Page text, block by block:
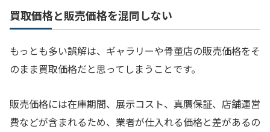
買取価格と販売価格を混同しない
もっとも多い誤解は、ギャラリーや骨董店の販売価格をそ
のまま買取価格だと思ってしまうことです。
販売価格には在庫期間、展示コスト、真贋保証、店舗運営
費などが含まれるため、業者が仕入れる価格と差があるの